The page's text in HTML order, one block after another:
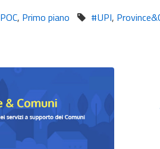
POC, Primo piano #UPI,